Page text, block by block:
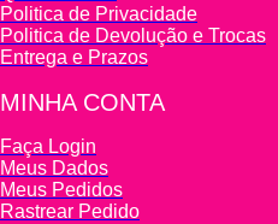
Politica de Privacidade
Politica de Devolução e Trocas
Entrega e Prazos
MINHA CONTA
Faça Login
Meus Dados
Meus Pedidos
Rastrear Pedido